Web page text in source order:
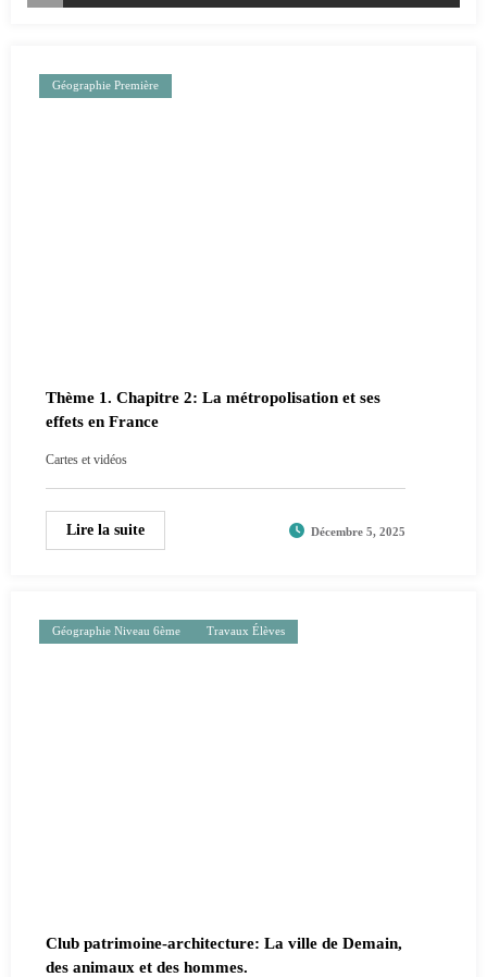
Géographie Première
Thème 1. Chapitre 2: La métropolisation et ses
effets en France
Cartes et vidéos
Lire la suite Décembre 5, 2025
Géographie Niveau 6ème Travaux Élèves
Club patrimoine-architecture: La ville de Demain,
des animaux et des hommes.